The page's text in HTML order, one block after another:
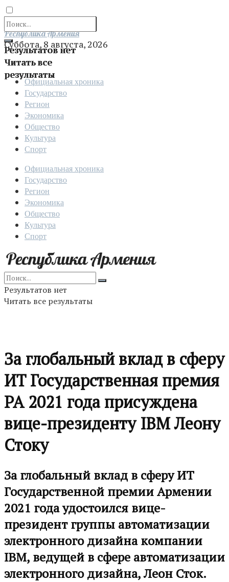
Результатов нет
Читать все
результаты
Отправить
Республика Армения
Суббота, 8 августа, 2026
Официальная хроника
Государство
Регион
Экономика
Общество
Культура
Спорт
Официальная хроника
Государство
Регион
Экономика
Общество
Культура
Спорт
Результатов нет
Читать все результаты
За глобальный вклад в сферу
ИТ Государственная премия
РА 2021 года присуждена
вице-президенту IBM Леону
Стоку
За глобальный вклад в сферу ИТ
Государственной премии Армении
2021 года удостоился вице-
президент группы автоматизации
электронного дизайна компании
IBM, ведущей в сфере автоматизации
электронного дизайна, Леон Сток.